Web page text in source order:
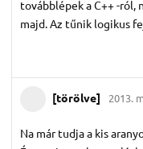
továbblépek a C++ -ról,
majd. Az tűnik logikus
[törölve] 2013.
Na már tudja a kis